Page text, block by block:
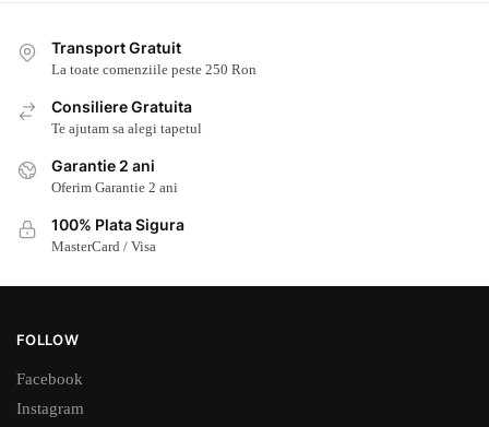
Transport Gratuit
La toate comenziile peste 250 Ron
Consiliere Gratuita
Te ajutam sa alegi tapetul
Garantie 2 ani
Oferim Garantie 2 ani
100% Plata Sigura
MasterCard / Visa
FOLLOW
Facebook
Instagram